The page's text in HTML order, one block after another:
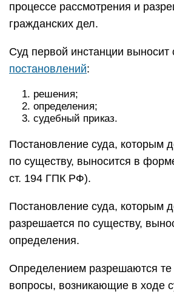
процессе рассмотрения и
гражданских дел.
Суд первой инстанции
постановлений:
решения;
определения;
судебный приказ.
Постановление суда, которым
по существу, выносится в
ст. 194 ГПК РФ).
Постановление суда, которым
разрешается по существу,
определения.
Определением разрешаются
вопросы, возникающие в ходе